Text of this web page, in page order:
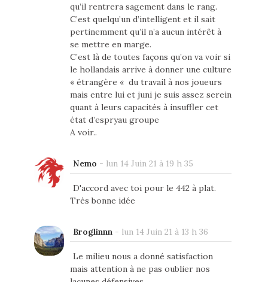
qu’il rentrera sagement dans le rang.
C’est quelqu’un d’intelligent et il sait
pertinemment qu’il n’a aucun intérêt à
se mettre en marge.
C’est là de toutes façons qu’on va voir si
le hollandais arrive à donner une culture
« étrangère « du travail à nos joueurs
mais entre lui et juni je suis assez serein
quant à leurs capacités à insuffler cet
état d’espryau groupe
A voir..
Nemo - lun 14 Juin 21 à 19 h 35
D'accord avec toi pour le 442 à plat.
Très bonne idée
Broglinnn - lun 14 Juin 21 à 13 h 36
Le milieu nous a donné satisfaction
mais attention à ne pas oublier nos